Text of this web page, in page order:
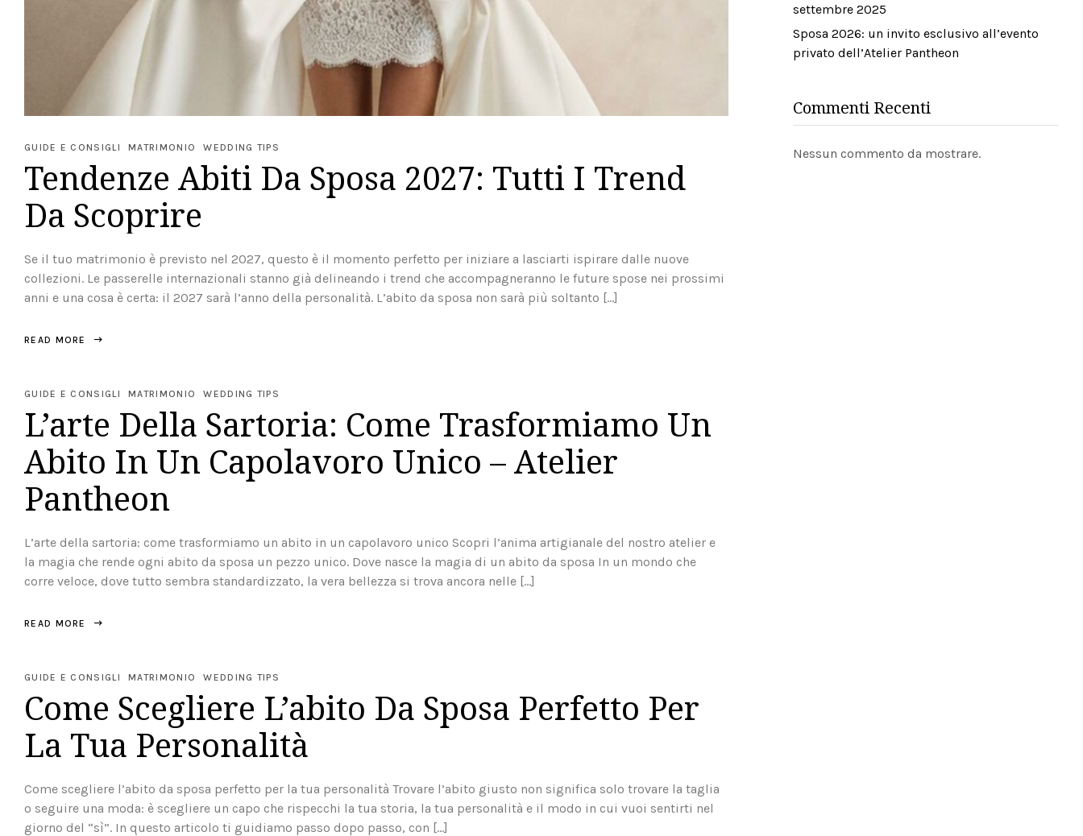
GUIDE E CONSIGLI MATRIMONIO WEDDING TIPS
Tendenze Abiti Da Sposa 2027: Tutti I Trend
Da Scoprire
Se il tuo matrimonio è previsto nel 2027, questo è il momento perfetto per iniziare a lasciarti ispirare dalle nuove
collezioni. Le passerelle internazionali stanno già delineando i trend che accompagneranno le future spose nei prossimi
anni e una cosa è certa: il 2027 sarà l’anno della personalità. L’abito da sposa non sarà più soltanto […]
READ MORE
GUIDE E CONSIGLI MATRIMONIO WEDDING TIPS
L’arte Della Sartoria: Come Trasformiamo Un
Abito In Un Capolavoro Unico – Atelier
Pantheon
L’arte della sartoria: come trasformiamo un abito in un capolavoro unico Scopri l’anima artigianale del nostro atelier e
la magia che rende ogni abito da sposa un pezzo unico. Dove nasce la magia di un abito da sposa In un mondo che
corre veloce, dove tutto sembra standardizzato, la vera bellezza si trova ancora nelle […]
READ MORE
GUIDE E CONSIGLI MATRIMONIO WEDDING TIPS
Come Scegliere L’abito Da Sposa Perfetto Per
La Tua Personalità
Come scegliere l’abito da sposa perfetto per la tua personalità Trovare l’abito giusto non significa solo trovare la taglia
o seguire una moda: è scegliere un capo che rispecchi la tua storia, la tua personalità e il modo in cui vuoi sentirti nel
giorno del “sì”. In questo articolo ti guidiamo passo dopo passo, con […]
settembre 2025
Sposa 2026: un invito esclusivo all’evento
privato dell’Atelier Pantheon
Commenti Recenti
Nessun commento da mostrare.